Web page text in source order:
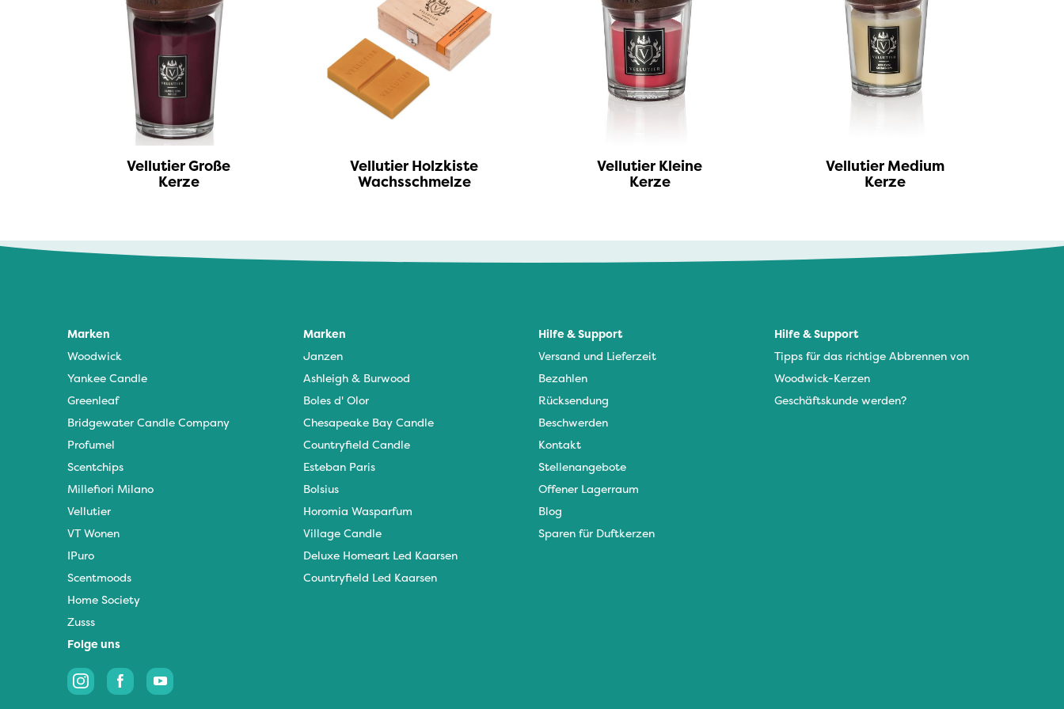
Village Candle
Millefiori Milano
Scentchips
Horomia Wasparfum
ZUSSS
Max Benjamin
Nesti Dante
Countryfield Led Kerzen
Scentmoods
Vellutier Große
Kerze
Vellutier Holzkiste
Wachsschmelze
Vellutier Kleine
Kerze
Vellutier Medium
Kerze
Marken
Woodwick
Yankee Candle
Greenleaf
Bridgewater Candle Company
Profumel
Scentchips
Millefiori Milano
Vellutier
VT Wonen
IPuro
Scentmoods
Home Society
Zusss
Marken
Janzen
Ashleigh & Burwood
Boles d' Olor
Chesapeake Bay Candle
Countryfield Candle
Esteban Paris
Bolsius
Horomia Wasparfum
Village Candle
Deluxe Homeart Led Kaarsen
Countryfield Led Kaarsen
Hilfe & Support
Versand und Lieferzeit
Bezahlen
Rücksendung
Beschwerden
Kontakt
Stellenangebote
Offener Lagerraum
Blog
Sparen für Duftkerzen
Hilfe & Support
Tipps für das richtige Abbrennen von
Woodwick-Kerzen
Geschäftskunde werden?
Folge uns